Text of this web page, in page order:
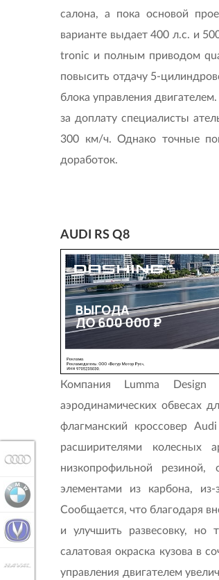
салона, а пока основой
варианте выдает 400 л.с. и
tronic и полным приводом
повысить отдачу 5-
блока управления
за доплату специалисты
300 км/ч. Однако точные
доработок.
AUDI RS Q8
Компания Lumma Design
аэродинамических обвесах
флагманский кроссовер
расширителями колесных
низкопрофильной
элементами из карбона,
Сообщается, что благодаря
и улучшить развесовку, но
салатовая окраска кузова в
управления двигателем
BMW
CHANGAN